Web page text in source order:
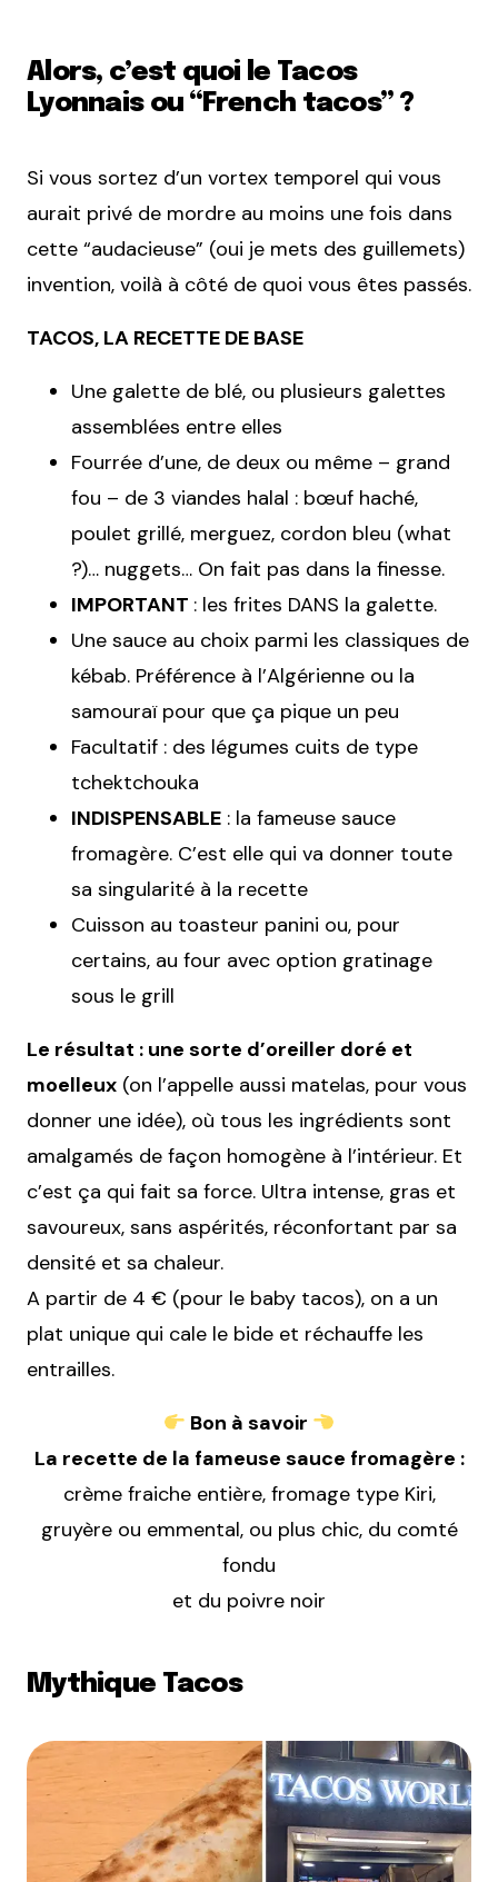
Alors, c’est quoi le Tacos
Lyonnais ou “French tacos” ?
Si vous sortez d’un vortex temporel qui vous
aurait privé de mordre au moins une fois dans
cette “audacieuse” (oui je mets des guillemets)
invention, voilà à côté de quoi vous êtes passés.
TACOS, LA RECETTE DE BASE
Une galette de blé, ou plusieurs galettes
assemblées entre elles
Fourrée d’une, de deux ou même – grand
fou – de 3 viandes halal : bœuf haché,
poulet grillé, merguez, cordon bleu (what
?)… nuggets… On fait pas dans la finesse.
IMPORTANT : les frites DANS la galette.
Une sauce au choix parmi les classiques de
kébab. Préférence à l’Algérienne ou la
samouraï pour que ça pique un peu
Facultatif : des légumes cuits de type
tchektchouka
INDISPENSABLE : la fameuse sauce
fromagère. C’est elle qui va donner toute
sa singularité à la recette
Cuisson au toasteur panini ou, pour
certains, au four avec option gratinage
sous le grill
Le résultat : une sorte d’oreiller doré et
moelleux (on l’appelle aussi matelas, pour vous
donner une idée), où tous les ingrédients sont
amalgamés de façon homogène à l’intérieur. Et
c’est ça qui fait sa force. Ultra intense, gras et
savoureux, sans aspérités, réconfortant par sa
densité et sa chaleur.
A partir de 4 € (pour le baby tacos), on a un
plat unique qui cale le bide et réchauffe les
entrailles.
Bon à savoir
La recette de la fameuse sauce fromagère :
crème fraiche entière, fromage type Kiri,
gruyère ou emmental, ou plus chic, du comté
fondu
et du poivre noir
Mythique Tacos